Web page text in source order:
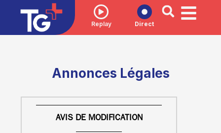
Replay Direct
Annonces Légales
AVIS DE MODIFICATION